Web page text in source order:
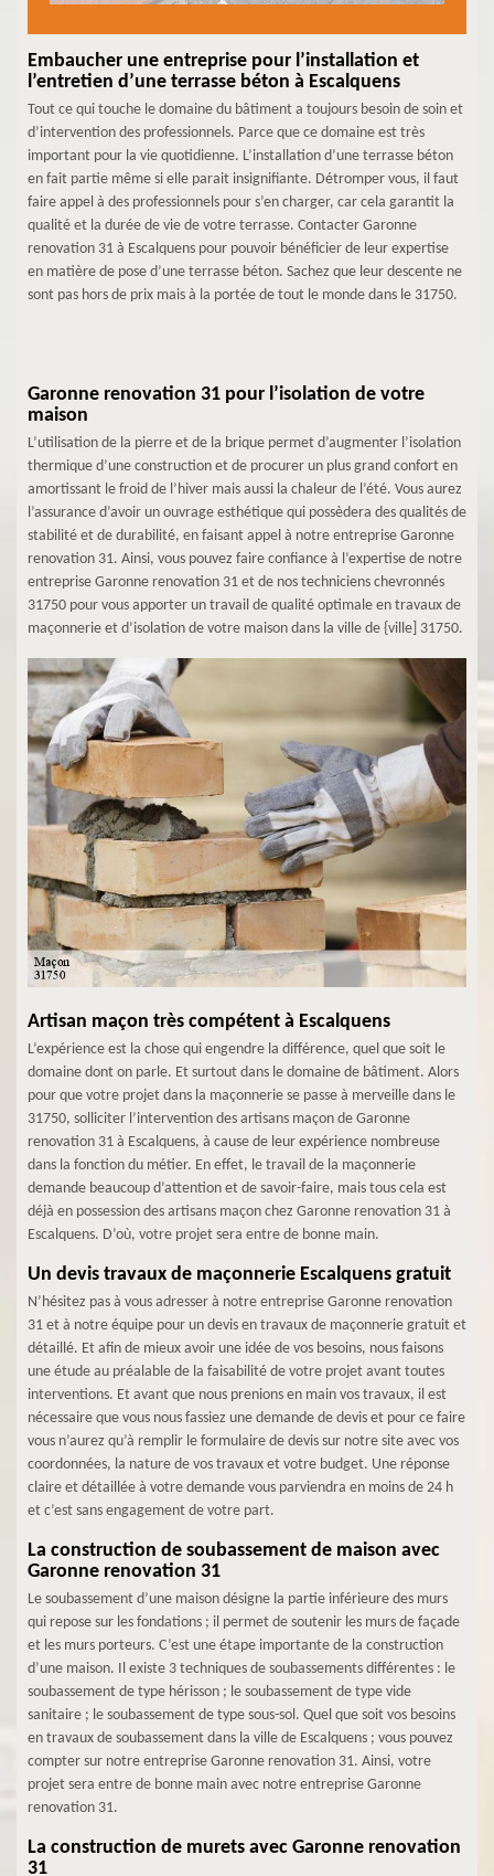
Embaucher une entreprise pour l’installation et
l’entretien d’une terrasse béton à Escalquens
Tout ce qui touche le domaine du bâtiment a toujours besoin de soin et
d’intervention des professionnels. Parce que ce domaine est très
important pour la vie quotidienne. L’installation d’une terrasse béton
en fait partie même si elle parait insignifiante. Détromper vous, il faut
faire appel à des professionnels pour s’en charger, car cela garantit la
qualité et la durée de vie de votre terrasse. Contacter Garonne
renovation 31 à Escalquens pour pouvoir bénéficier de leur expertise
en matière de pose d’une terrasse béton. Sachez que leur descente ne
sont pas hors de prix mais à la portée de tout le monde dans le 31750.
Garonne renovation 31 pour l’isolation de votre
maison
L’utilisation de la pierre et de la brique permet d’augmenter l’isolation
thermique d’une construction et de procurer un plus grand confort en
amortissant le froid de l’hiver mais aussi la chaleur de l’été. Vous aurez
l’assurance d’avoir un ouvrage esthétique qui possèdera des qualités de
stabilité et de durabilité, en faisant appel à notre entreprise Garonne
renovation 31. Ainsi, vous pouvez faire confiance à l’expertise de notre
entreprise Garonne renovation 31 et de nos techniciens chevronnés
31750 pour vous apporter un travail de qualité optimale en travaux de
maçonnerie et d’isolation de votre maison dans la ville de {ville] 31750.
Artisan maçon très compétent à Escalquens
L’expérience est la chose qui engendre la différence, quel que soit le
domaine dont on parle. Et surtout dans le domaine de bâtiment. Alors
pour que votre projet dans la maçonnerie se passe à merveille dans le
31750, solliciter l’intervention des artisans maçon de Garonne
renovation 31 à Escalquens, à cause de leur expérience nombreuse
dans la fonction du métier. En effet, le travail de la maçonnerie
demande beaucoup d’attention et de savoir-faire, mais tous cela est
déjà en possession des artisans maçon chez Garonne renovation 31 à
Escalquens. D’où, votre projet sera entre de bonne main.
Un devis travaux de maçonnerie Escalquens gratuit
N’hésitez pas à vous adresser à notre entreprise Garonne renovation
31 et à notre équipe pour un devis en travaux de maçonnerie gratuit et
détaillé. Et afin de mieux avoir une idée de vos besoins, nous faisons
une étude au préalable de la faisabilité de votre projet avant toutes
interventions. Et avant que nous prenions en main vos travaux, il est
nécessaire que vous nous fassiez une demande de devis et pour ce faire
vous n’aurez qu’à remplir le formulaire de devis sur notre site avec vos
coordonnées, la nature de vos travaux et votre budget. Une réponse
claire et détaillée à votre demande vous parviendra en moins de 24 h
et c’est sans engagement de votre part.
La construction de soubassement de maison avec
Garonne renovation 31
Le soubassement d’une maison désigne la partie inférieure des murs
qui repose sur les fondations ; il permet de soutenir les murs de façade
et les murs porteurs. C’est une étape importante de la construction
d’une maison. Il existe 3 techniques de soubassements différentes : le
soubassement de type hérisson ; le soubassement de type vide
sanitaire ; le soubassement de type sous-sol. Quel que soit vos besoins
en travaux de soubassement dans la ville de Escalquens ; vous pouvez
compter sur notre entreprise Garonne renovation 31. Ainsi, votre
projet sera entre de bonne main avec notre entreprise Garonne
renovation 31.
La construction de murets avec Garonne renovation
31